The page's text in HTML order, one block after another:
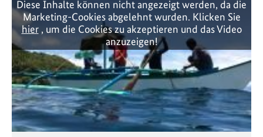
Diese Inhalte können nicht angezeigt werden, da die
Marketing-Cookies abgelehnt wurden. Klicken Sie
hier, um die Cookies zu akzeptieren und das Video
anzuzeigen!